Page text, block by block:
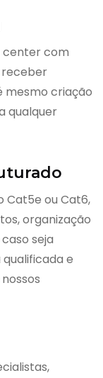
center com
mesmo criação
qualquer
Cat5e ou Cat6,
organização
seja
e